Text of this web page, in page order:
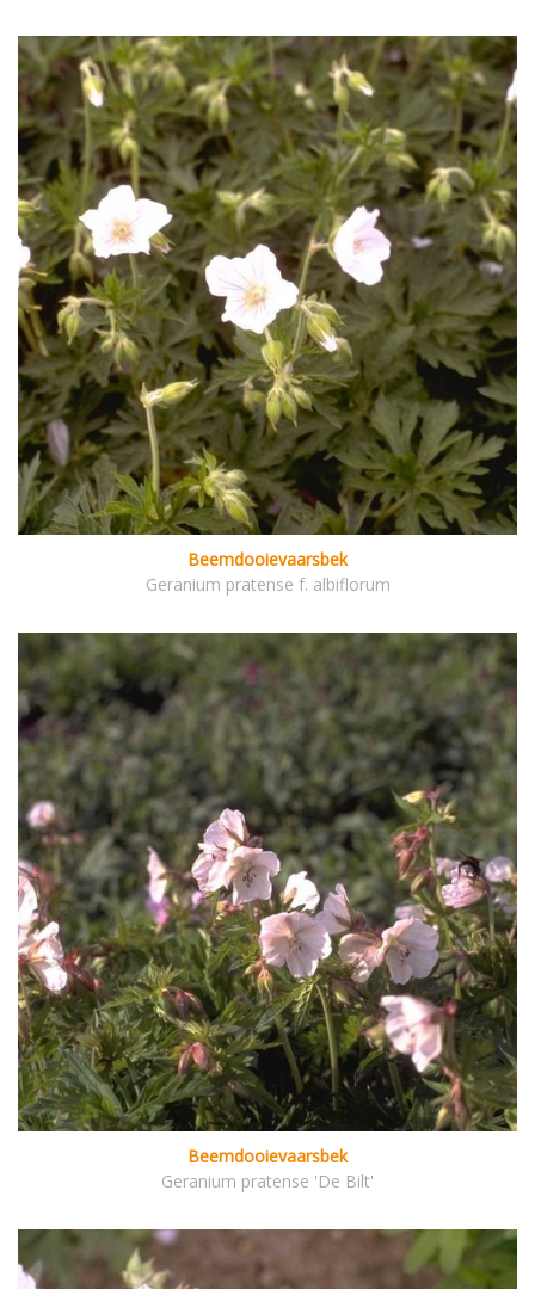
Beemdooievaarsbek
Geranium pratense f. albiflorum
Beemdooievaarsbek
Geranium pratense 'De Bilt'